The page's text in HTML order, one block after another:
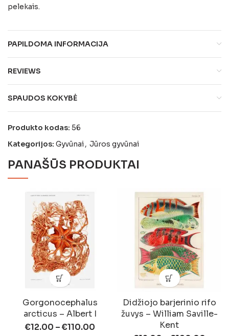
pelekais.
PAPILDOMA INFORMACIJA
REVIEWS
SPAUDOS KOKYBĖ
Produkto kodas: 56
Kategorijos: Gyvūnai, Jūros gyvūnai
PANAŠŪS PRODUKTAI
Gorgonocephalus
arcticus – Albert I
€12.00 –€110.00
Didžiojo barjerinio rifo
žuvys – William Saville-
Kent